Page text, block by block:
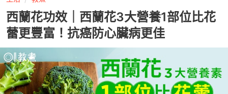
西蘭花功效｜西蘭花3大營養1部位比花
蕾更豐富！抗癌防心臟病更佳